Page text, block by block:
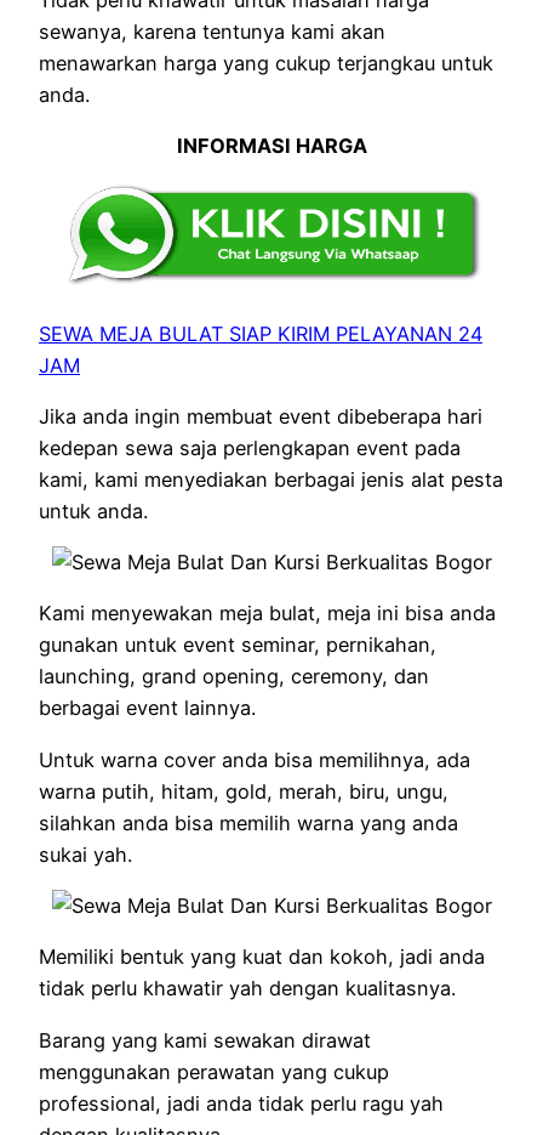
sewanya, karena tentunya kami akan
menawarkan harga yang cukup terjangkau untuk
anda.
INFORMASI HARGA
SEWA MEJA BULAT SIAP KIRIM PELAYANAN 24
JAM
Jika anda ingin membuat event dibeberapa hari
kedepan sewa saja perlengkapan event pada
kami, kami menyediakan berbagai jenis alat pesta
untuk anda.
Kami menyewakan meja bulat, meja ini bisa anda
gunakan untuk event seminar, pernikahan,
launching, grand opening, ceremony, dan
berbagai event lainnya.
Untuk warna cover anda bisa memilihnya, ada
warna putih, hitam, gold, merah, biru, ungu,
silahkan anda bisa memilih warna yang anda
sukai yah.
Memiliki bentuk yang kuat dan kokoh, jadi anda
tidak perlu khawatir yah dengan kualitasnya.
Barang yang kami sewakan dirawat
menggunakan perawatan yang cukup
professional, jadi anda tidak perlu ragu yah